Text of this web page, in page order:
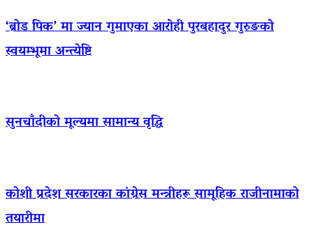
‘ब्रोड पिक’ मा ज्यान गुमाएका आराेही पुरबहादुर गुरुङको
स्वयम्भूमा अन्त्येष्टि
सुनचाँदीको मूल्यमा सामान्य वृद्धि
कोशी प्रदेश सरकारका कांग्रेस मन्त्रीहरू सामूहिक राजीनामाको
तयारीमा